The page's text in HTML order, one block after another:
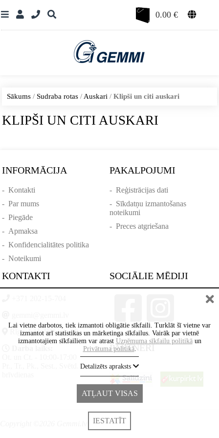
0.00€
Sākums / Sudraba rotas / Auskari /Klipši un citi auskari
KLIPŠI UN CITI AUSKARI
INFORMĀCIJA
-Kontakti
-Par mums
-Piegāde
- Apmaksa
-Konfidencialitātes politika
-Noteikumi
PAKALPOJUMI
- Reģistrācijas dati
- Sīkdatņu izmantošanas
noteikumi
- Preces atgriešana
KONTAKTI
Rīga, Lāčplēšā iela 88
Pr., Tr., Pk., Sest., Svētd. -
SOCIĀLIE MĒDIJI
PARTNERI
Lai vietne darbotos, tiek izmantoti obligātie sīkfaili. Turklāt šī vietne var
izmantot arī statistikas un mārketinga sīkfailus. Vairāk par vietnē
izmantotajiem sīkfailiem var atrast Uzņēmuma sīkfailu politikāun
Privātuma politikā.
Detalizēts apraksts
ATĻAUT VISAS
IESTATĪT